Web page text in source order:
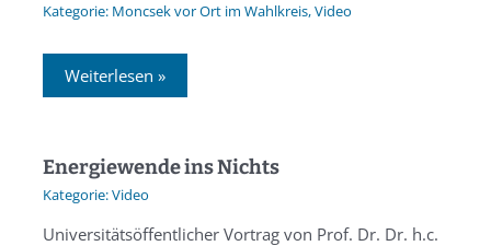
Moncsek vor Ort im Wahlkreis,Video
Weiterlesen »
Energiewende ins Nichts
Video
Universitätsöffentlicher Vortrag von Prof. Dr. Dr. h.c.